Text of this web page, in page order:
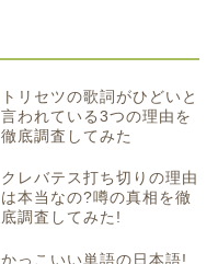
トリセツの歌詞がひどいと
言われている3つの理由を
徹底調査してみた
クレバテス打ち切りの理由
は本当なの?噂の真相を徹
底調査してみた!
かっこいい単語の日本語!